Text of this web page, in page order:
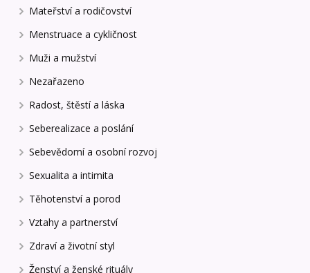
Mateřství a rodičovství
Menstruace a cykličnost
Muži a mužství
Nezařazeno
Radost, štěstí a láska
Seberealizace a poslání
Sebevědomí a osobní rozvoj
Sexualita a intimita
Těhotenství a porod
Vztahy a partnerství
Zdraví a životní styl
Ženství a ženské rituály